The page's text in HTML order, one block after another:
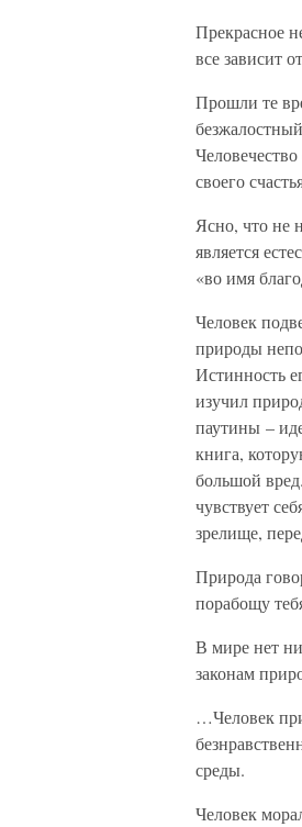
Прекрасное
все зависит
Прошли те
своего
Ясно, что не
является
«во имя
Человек
природы
Истинность
изучил
паутины –
книга,
большой
чувствует
зрелище,
Природа
порабощу
В мире нет
законам
…Человек
среды.
Человек